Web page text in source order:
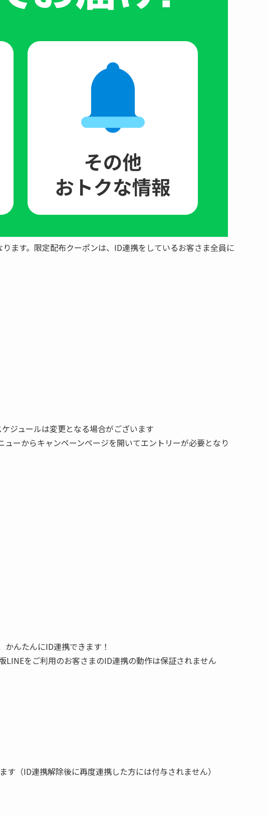
ます。限定配布クーポンは、ID連携をしているお客さま全員に
ジュールは変更となる場合がございます
ーからキャンペーンページを開いてエントリーが必要となり
んたんにID連携できます！
をご利用のお客さまのID連携の動作は保証されません
（ID連携解除後に再度連携した方には付与されません）